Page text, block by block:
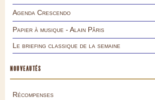
Agenda Crescendo
Papier à musique - Alain Pâris
Le briefing classique de la semaine
NOUVEAUTÉS
Récompenses